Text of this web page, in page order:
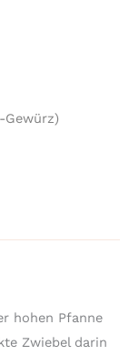
Gewürz)
hohen Pfanne
Zwiebel darin